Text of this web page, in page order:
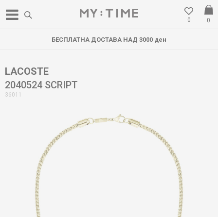
0
0
БЕСПЛАТНА ДОСТАВА НАД 3000 ден
LACOSTE
2040524 SCRIPT
36011